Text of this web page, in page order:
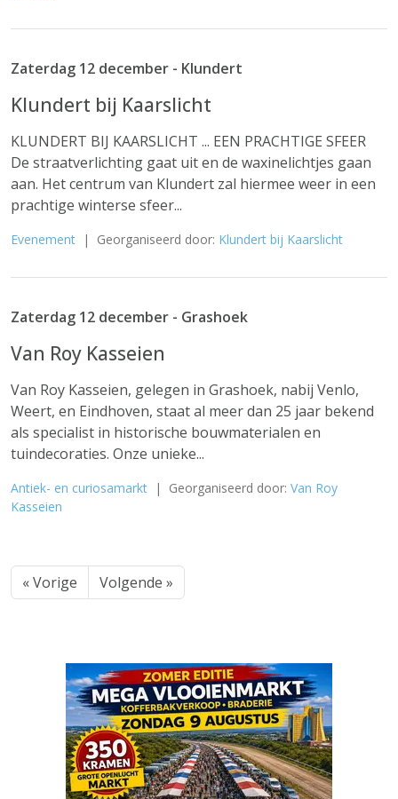
Zaterdag 12 december - Klundert
Klundert bij Kaarslicht
KLUNDERT BIJ KAARSLICHT ... EEN PRACHTIGE SFEER
De straatverlichting gaat uit en de waxinelichtjes gaan
aan. Het centrum van Klundert zal hiermee weer in een
prachtige winterse sfeer...
Evenement | Georganiseerd door: Klundert bij Kaarslicht
Zaterdag 12 december - Grashoek
Van Roy Kasseien
Van Roy Kasseien, gelegen in Grashoek, nabij Venlo,
Weert, en Eindhoven, staat al meer dan 25 jaar bekend
als specialist in historische bouwmaterialen en
tuindecoraties. Onze unieke...
Antiek- en curiosamarkt | Georganiseerd door: Van Roy
Kasseien
« Vorige Volgende »